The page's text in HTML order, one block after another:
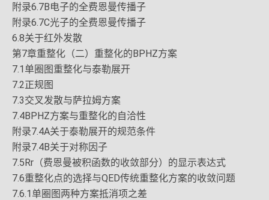
附录6.7B电子的全费恩曼传播子
附录6.7C光子的全费恩曼传播子
6.8关于红外发散
第7章重整化（二）重整化的BPHZ方案
7.1单圈图重整化与泰勒展开
7.2正规图
7.3交叉发散与萨拉姆方案
7.4BPHZ方案与重整化的自洽性
附录7.4A关于泰勒展开的规范条件
附录7.4B关于对称因子
7.5Rr（费恩曼被积函数的收敛部分）的显示表达式
7.6重整化点的选择与QED传统重整化方案的收敛问题
7.6.1单圈图两种方案抵消项之差